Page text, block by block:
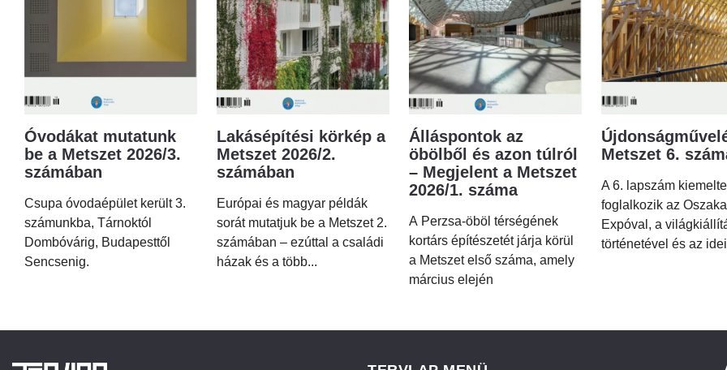
Óvodákat mutatunk
be a Metszet 2026/3.
számában
Csupa óvodaépület került 3.
számunkba, Tárnoktól
Dombóvárig, Budapesttől
Sencsenig.
Lakásépítési körkép a
Metszet 2026/2.
számában
Európai és magyar példák
sorát mutatjuk be a Metszet 2.
számában – ezúttal a családi
házak és a több...
Álláspontok az
öbölből és azon túlról
– Megjelent a Metszet
2026/1. száma
A Perzsa-öböl térségének
kortárs építészetét járja körül
a Metszet első száma, amely
március elején
Metszet 6.
A 6. lapszám
foglalkozik az
Expóval, a
történetével és az